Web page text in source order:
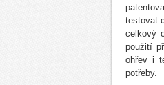
testovat
celkový
použití
ohřev i
potřeby.